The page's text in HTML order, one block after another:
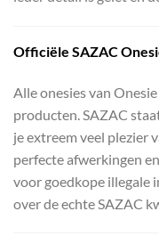
Officiële SAZAC
Alle onesies van
producten. SAZAC
je extreem veel plezier
perfecte afwerkingen
voor goedkope illegale
over de echte SAZAC